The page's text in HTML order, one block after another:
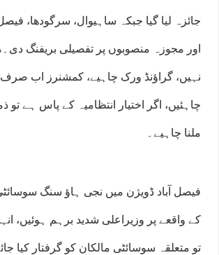
جائزہ لیا گیا جبکہ ساہیوال، سرگودھا،
اور مجوزہ منصوبوں پر تفصیلی بریفنگ
نہیں، گراﺅنڈ ورک چاہیے، کمشنرز اب صرف
چاہئیں، اگر اختیار انتظامیہ کے پاس ہے
ملنا چاہیے۔
فیصل آباد ڈویژن میں نجی ہاﺅ سنگ
کے واقعے پر وزیراعلی شدید برہم ہوئیں،
تو متعلقہ سوسائٹی مالکان کو گرفتار کیا